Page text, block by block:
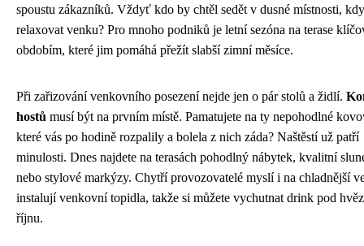
spoustu zákazníků. Vždyť kdo by chtěl sedět v dusné místnosti,
relaxovat venku? Pro mnoho podniků je letní sezóna na terase
obdobím, které jim pomáhá přežít slabší zimní měsíce.
Při zařizování venkovního posezení nejde jen o pár stolů a židlí.
hostů musí být na prvním místě. Pamatujete na ty nepohodlné
které vás po hodině rozpalily a bolela z nich záda? Naštěstí už patří
minulosti. Dnes najdete na terasách pohodlný nábytek, kvalitní
nebo stylové markýzy. Chytří provozovatelé myslí i na chladnější
instalují venkovní topidla, takže si můžete vychutnat drink pod
říjnu.